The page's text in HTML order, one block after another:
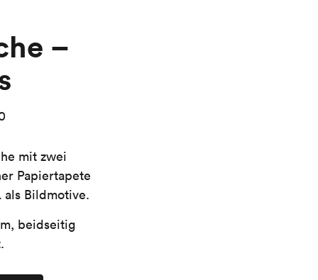
–
mit zwei
Papiertapete
als Bildmotive.
beidseitig